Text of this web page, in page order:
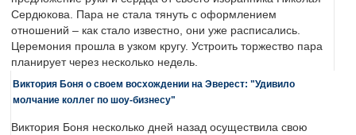
Сердюкова. Пара не стала тянуть с оформлением
отношений – как стало известно, они уже расписались.
Церемония прошла в узком кругу. Устроить торжество пара
планирует через несколько недель.
Виктория Боня о своем восхождении на Эверест: "Удивило
молчание коллег по шоу-бизнесу"
Виктория Боня несколько дней назад осуществила свою